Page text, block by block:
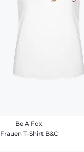
Be A Fox
Frauen T-Shirt B&C